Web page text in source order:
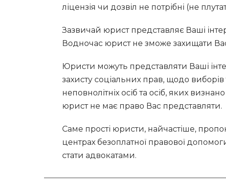
ліцензія чи дозвіл не потрібні (не
Зазвичай юрист представляє Ваші
Водночас юрист не зможе захищати
Юристи можуть представляти Ваші
захисту соціальних прав, щодо
неповнолітніх осіб та осіб, яких
юрист не має право Вас представляти.
Саме прості юристи, найчастіше,
центрах безоплатної правової
стати адвокатами.